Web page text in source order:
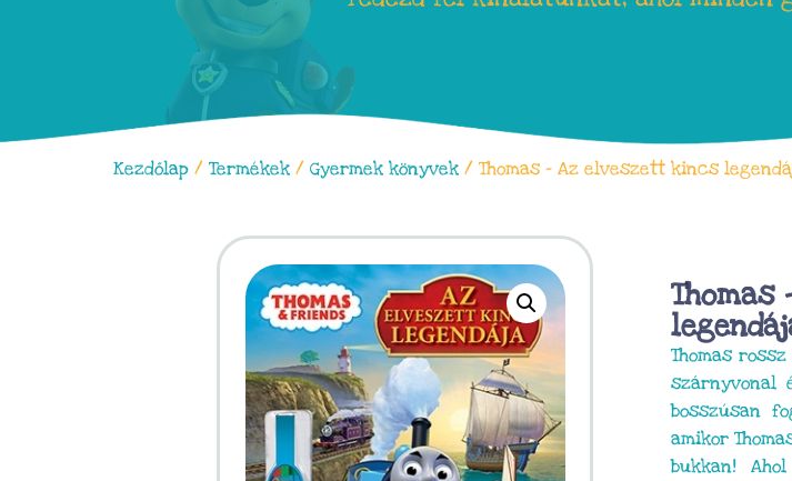
Kezdőlap / Termékek / Gyermek könyvek / Thomas – Az elveszett kincs
Thomas
szárnyvonal
bosszúsan
amikor
bukkan!